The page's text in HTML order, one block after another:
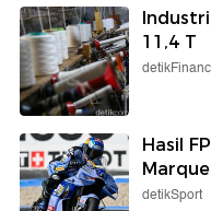
11,4 T
Hasil
detikSport